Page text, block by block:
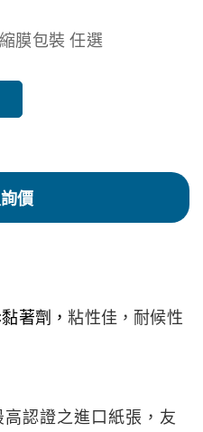
膜包裝 任選
價
著劑，粘性佳，耐候性
認證之進口紙張，友